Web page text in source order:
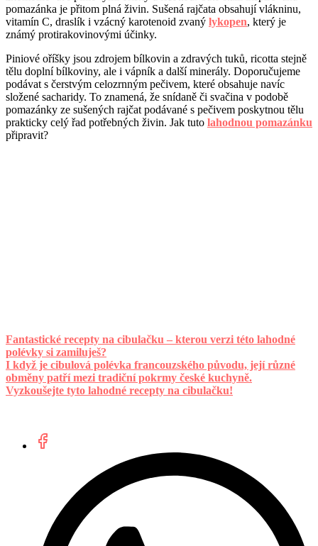
pomazánka je přitom plná živin. Sušená rajčata obsahují vlákninu,
vitamín C, draslík i vzácný karotenoid zvaný lykopen, který je
známý protirakovinovými účinky.
Piniové oříšky jsou zdrojem bílkovin a zdravých tuků, ricotta stejně
tělu doplní bílkoviny, ale i vápník a další minerály. Doporučujeme
podávat s čerstvým celozrnným pečivem, které obsahuje navíc
složené sacharidy. To znamená, že snídaně či svačina v podobě
pomazánky ze sušených rajčat podávané s pečivem poskytnou tělu
prakticky celý řad potřebných živin. Jak tuto lahodnou pomazánku
připravit?
Fantastické recepty na cibulačku – kterou verzi této lahodné
polévky si zamiluješ?
I když je cibulová polévka francouzského původu, její různé
obměny patří mezi tradiční pokrmy české kuchyně.
Vyzkoušejte tyto lahodné recepty na cibulačku!